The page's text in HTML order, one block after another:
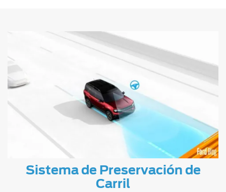
Sistema de Preservación de
Carril